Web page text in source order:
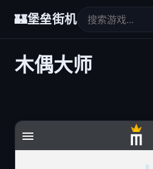
🏰堡垒街机
木偶大师